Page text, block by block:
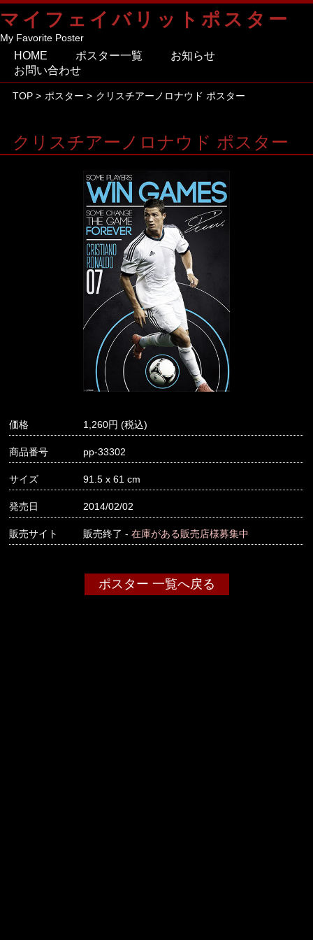
マイフェイバリットポスター
My Favorite Poster
HOME ポスター一覧
お知らせ
お問い合わせ
TOP > ポスター > クリスチアーノロナウド ポスター
クリスチアーノロナウド ポスター
価格 1,260
商品番号 pp-33302
サイズ 91.5 x 61 cm
発売日 2014/02/02
販売サイト 販売終了 -在庫がある販売店様募集中
ポスター 一覧へ戻る